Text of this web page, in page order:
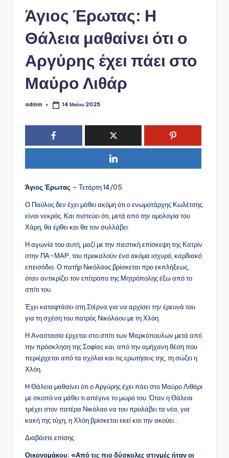
PΆγιος Έρωτας: Η
Θάλεια μαθαίνει ότι ο
Αργύρης έχει πάει στο
Μαύρο Λιθάρ
Συγγραφέας:
admin 14 Μαΐου 2025
Άγιος Έρωτας – Τετάρτη 14/05
Ο Παύλος δεν έχει μάθει ακόμη ότι ο ενωμοτάρχης Κωλέτσης
είναι νεκρός. Και πιστεύει ότι, μετά από την ομολογία του
Χάρη, θα έρθει και θα τον συλλάβει.
Η αγωνία του αυτή, μαζί με την πιεστική επίσκεψη της Κατρίν
στην ΠΑ-ΜΑΡ, του προκαλούν ένα ακόμα ισχυρό, καρδιακό
επεισόδιο. Ο πατήρ Νικόλαος βρίσκεται προ εκπλήξεως,
όταν αντικρίζει τον επίτροπο της Μητρόπολης έξω από το
σπίτι του.
Έχει καταφτάσει στη Στέρνα για να αρχίσει την έρευνά του
για τη σχέση του πατρός Νικόλαου με τη Χλόη.
Η Αναστασία έρχεται στο σπίτι των Μαρκόπουλων μετά από
την πρόσκληση της Σοφίας και, από την αμήχανη θέση που
περιέρχεται από τα σχόλια και τις ερωτήσεις της, τη σώζει η
Χλόη.
Η Θάλεια μαθαίνει ότι ο Αργύρης έχει πάει στο Μαύρο Λιθάρι
με σκοπό να μάθει τι απέγινε το μωρό του. Όταν η Θάλεια
τρέχει στον πατέρα Νικόλαο να του προλάβει τα νέα, για
κακή της τύχη, η Χλόη βρίσκεται εκεί και την ακούει…
Διαβάστε επίσης
Οικονομάκου: «Από τις πιο δύσκολες στιγμές ήταν οι